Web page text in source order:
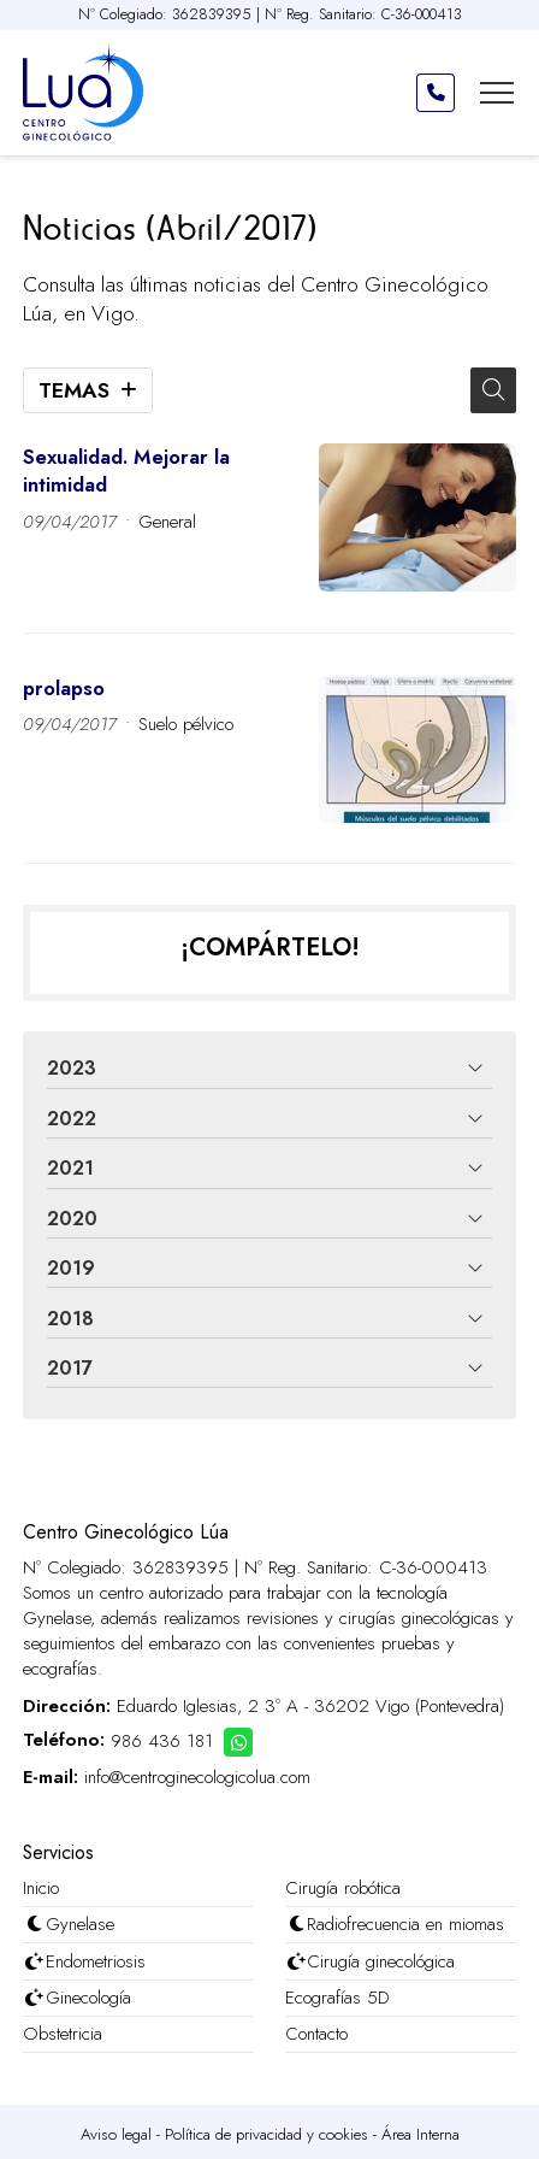
Nº Colegiado: 362839395 | Nº Reg. Sanitario: C-36-000413
Noticias (Abril/2017)
Consulta las últimas noticias del Centro Ginecológico
Lúa, en Vigo.
TEMAS
Sexualidad. Mejorar la
intimidad
09/04/2017 General
prolapso
09/04/2017 Suelo pélvico
¡COMPÁRTELO!
2023
2022
2021
2020
2019
2018
2017
Centro Ginecológico Lúa
Nº Colegiado: 362839395 | Nº Reg. Sanitario: C-36-000413
Somos un centro autorizado para trabajar con la tecnología
Gynelase, además realizamos revisiones y cirugías ginecológicas y
seguimientos del embarazo con las convenientes pruebas y
ecografías.
Dirección: Eduardo Iglesias, 2 3º A - 36202 Vigo (Pontevedra)
Teléfono: 986 436 181
E-mail: info@centroginecologicolua.com
Servicios
Inicio
Cirugía robótica
Gynelase
Radiofrecuencia en miomas
Endometriosis
Cirugía ginecológica
Ginecología
Ecografías 5D
Obstetricia
Contacto
Aviso legal - Política de privacidad y cookies - Área Interna